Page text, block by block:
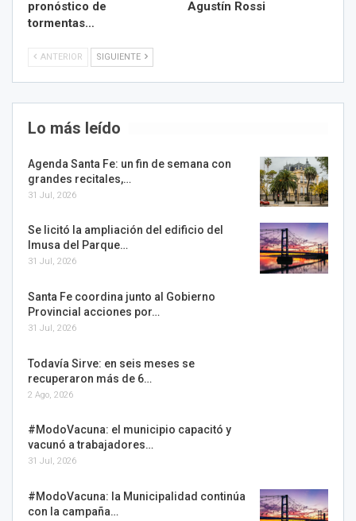
pronóstico de
tormentas…
Agustín Rossi
ANTERIOR SIGUIENTE
Lo más leído
Agenda Santa Fe: un fin de semana con
grandes recitales,…
31 Jul, 2026
Se licitó la ampliación del edificio del
Imusa del Parque…
31 Jul, 2026
Santa Fe coordina junto al Gobierno
Provincial acciones por…
31 Jul, 2026
Todavía Sirve: en seis meses se
recuperaron más de 6…
2 Ago, 2026
#ModoVacuna: el municipio capacitó y
vacunó a trabajadores…
31 Jul, 2026
#ModoVacuna: la Municipalidad continúa
con la campaña…